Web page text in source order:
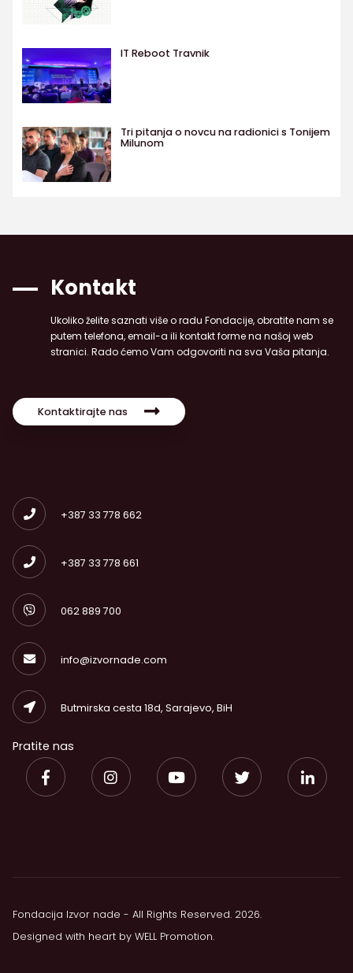
IT Reboot Travnik
Tri pitanja o novcu na radionici s Tonijem
Milunom
Kontakt
Ukoliko želite saznati više o radu Fondacije, obratite nam se
putem telefona, email-a ili kontakt forme na našoj web
stranici. Rado ćemo Vam odgovoriti na sva Vaša pitanja.
Kontaktirajte nas
+387 33 778 662
+387 33 778 661
062 889 700
info@izvornade.com
Butmirska cesta 18d, Sarajevo, BiH
Pratite nas
Fondacija Izvor nade - All Rights Reserved. 2026.
Designed with heart by WELL Promotion.